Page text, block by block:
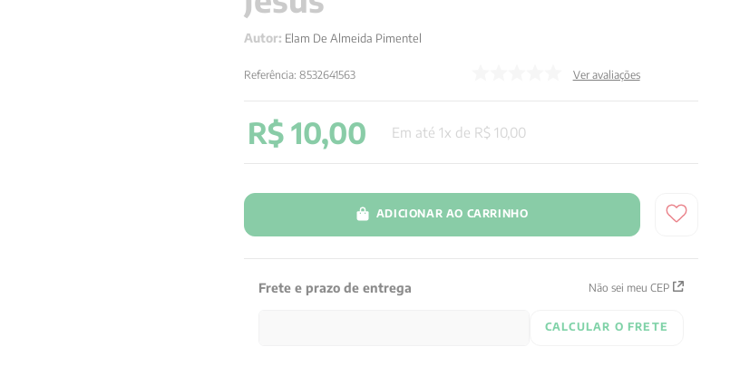
Autor: Elam De Almeida Pimentel
Referência:8532641563 Ver avaliações
R$ 10,00 Em até1x de R$ 10,00
ADICIONAR AO CARRINHO
Frete e prazo de entrega Não sei meu CEP
CALCULAR O FRETE